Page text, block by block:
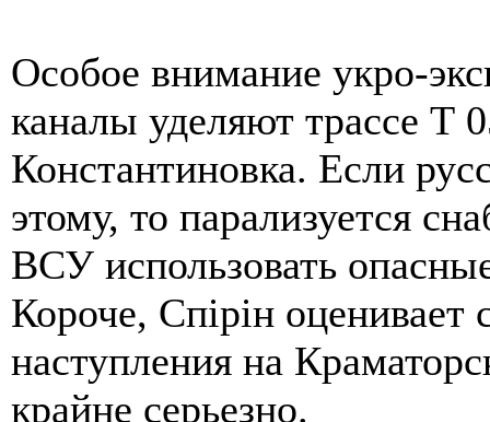
Особое внимание укро-
каналы уделяют трассе Т
Константиновка. Если
этому, то парализуется
ВСУ использовать
Короче, Спірін
наступления на
крайне серьезно.